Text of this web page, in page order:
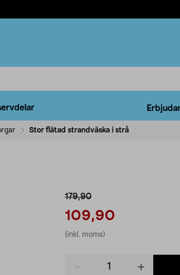
Stor flätad strandväska i strå
179,90
109,90
(inkl. moms)